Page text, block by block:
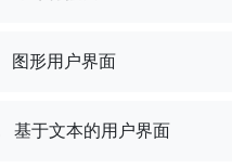
图形用户界面
基于文本的用户界面